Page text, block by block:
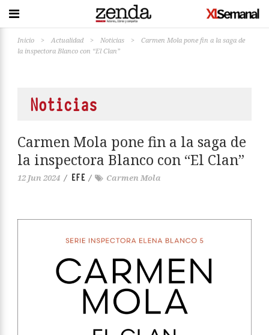
Inicio > Actualidad > Noticias >
Carmen Mola pone fin a la saga de
la inspectora Blanco con “El Clan”
Noticias
Carmen Mola pone fin a la saga de
la inspectora Blanco con “El Clan”
12 Jun 2024 / EFE / Carmen Mola